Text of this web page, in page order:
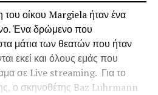
του οίκου Margiela ήταν ένα
Ένα δρώμενο που
μάτια των θεατών που ήταν
εκεί και όλους εμάς που
σε Live streaming. Για το
ο σκηνοθέτης Baz Luhrmann